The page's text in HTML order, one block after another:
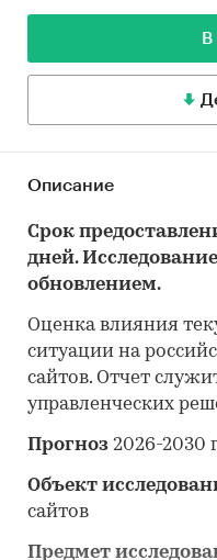
Описание
Срок
дней.
обновлением.
Оценка влияния
ситуации на
сайтов. Отчет
управленческих
Прогноз 2026-2030
Объект
сайтов
Предмет